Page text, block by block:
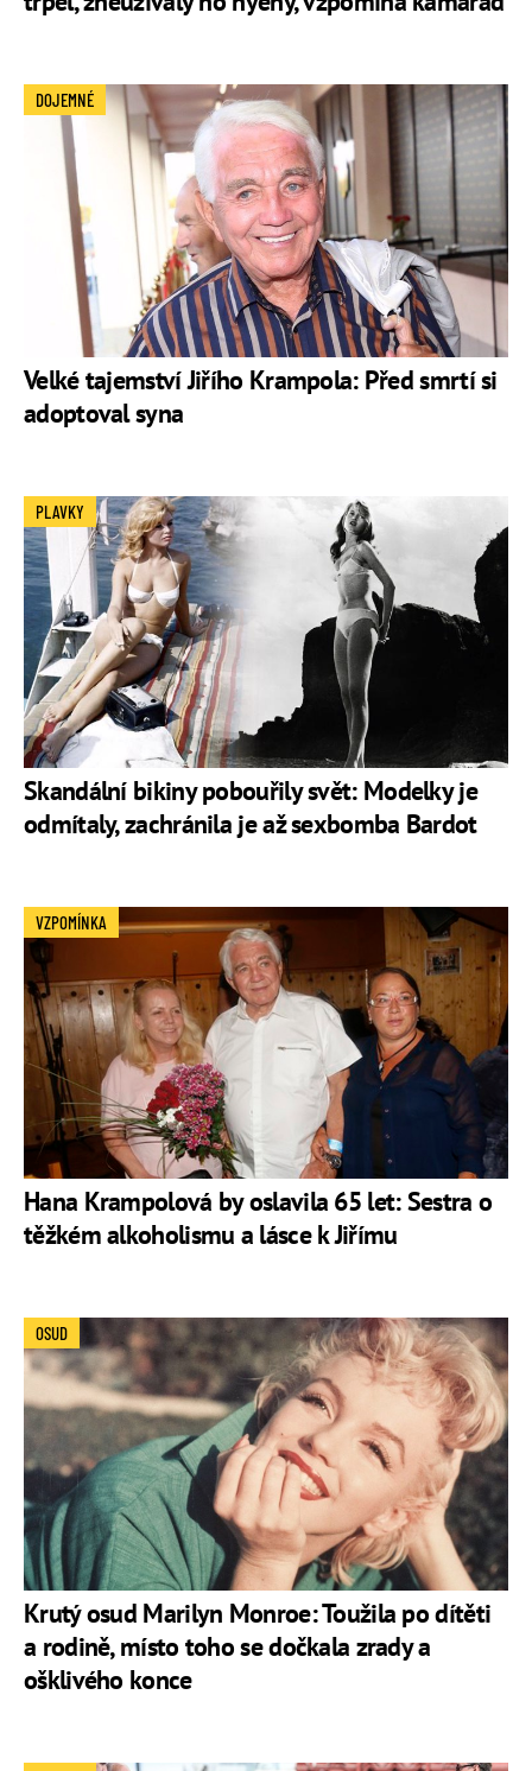
Velké tajemství Jiřího Krampola: Před smrtí si
adoptoval syna
DOJEMNÉ
Skandální bikiny pobouřily svět: Modelky je
odmítaly, zachránila je až sexbomba Bardot
PLAVKY
Hana Krampolová by oslavila 65 let: Sestra o
těžkém alkoholismu a lásce k Jiřímu
VZPOMÍNKA
Krutý osud Marilyn Monroe: Toužila po dítěti
a rodině, místo toho se dočkala zrady a
ošklivého konce
OSUD